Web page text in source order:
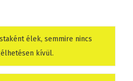
élek, semmire nincs
kívül.